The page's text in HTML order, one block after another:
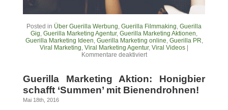
Posted in Über Guerilla Werbung, Guerilla Filmmaking, Guerilla
Gig, Guerilla Marketing Agentur, Guerilla Marketing Aktionen,
Guerilla Marketing Ideen, Guerilla Marketing online, Guerilla PR,
Viral Marketing, Viral Marketing Agentur, Viral Videos
Kommentare deaktiviert
Guerilla Marketing Aktion: Honigbier
schafft ‘Summen’ mit Bienendrohnen!
Mai 18th, 2016